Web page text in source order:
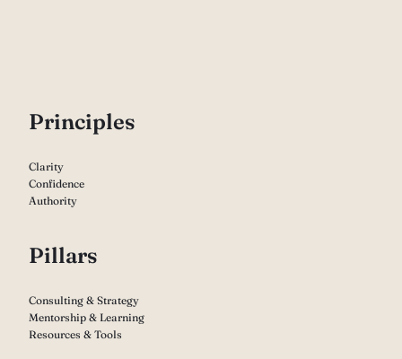
Principles
Clarity
Confidence
Authority
Pillars
Consulting & Strategy
Mentorship & Learning
Resources & Tools